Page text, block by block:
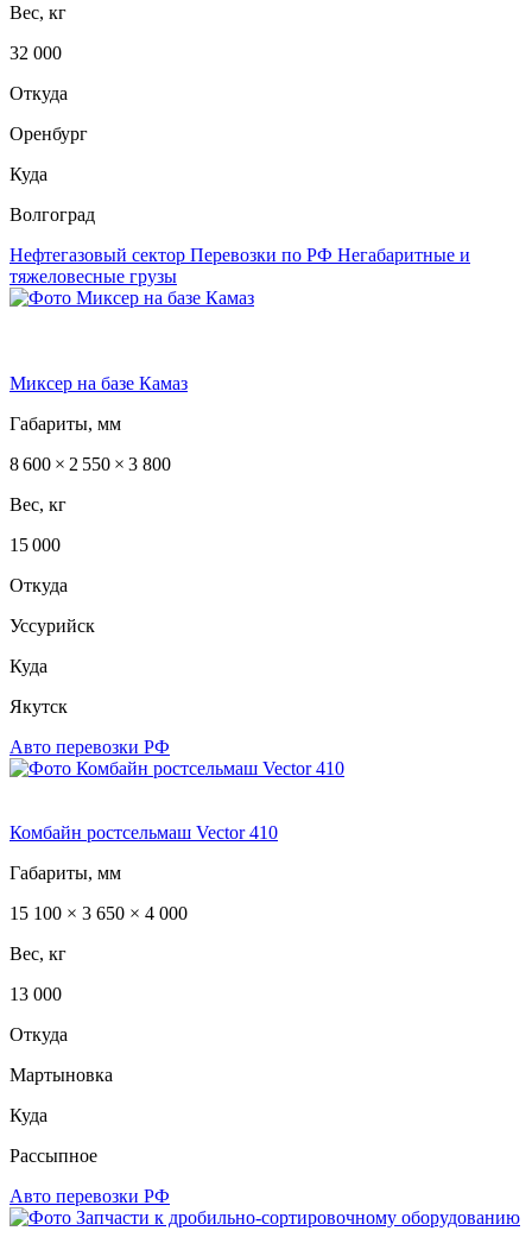
Вес, кг
32 000
Откуда
Оренбург
Куда
Волгоград
Нефтегазовый сектор Перевозки по РФ Негабаритные и
тяжеловесные грузы
Миксер на базе Камаз
Габариты, мм
8 600 × 2 550 × 3 800
Вес, кг
15 000
Откуда
Уссурийск
Куда
Якутск
Авто перевозки РФ
Комбайн ростсельмаш Vector 410
Габариты, мм
15 100 × 3 650 × 4 000
Вес, кг
13 000
Откуда
Мартыновка
Куда
Рассыпное
Авто перевозки РФ